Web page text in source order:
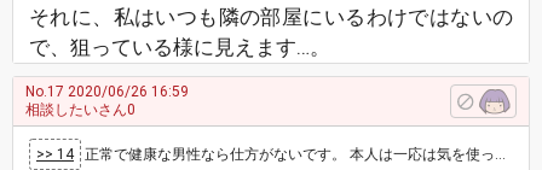
それに、私はいつも隣の部屋にいるわけではないの
で、狙っている様に見えます…。
No.17 2020/06/26 16:59
相談したいさん0
>> 14 正常で健康な男性なら仕方がないです。 本人は一応は気を使ってるつもりだと思いますけどね。 内緒で父親に相談して、防音材の仕切り作…